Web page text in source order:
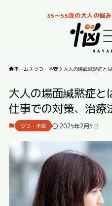
35～55歳の大人の悩
ホーム うつ・不安 大人の場面緘黙症と
大人の場面緘黙症と
仕事での対策、治療
うつ・不安 2025年2月5日